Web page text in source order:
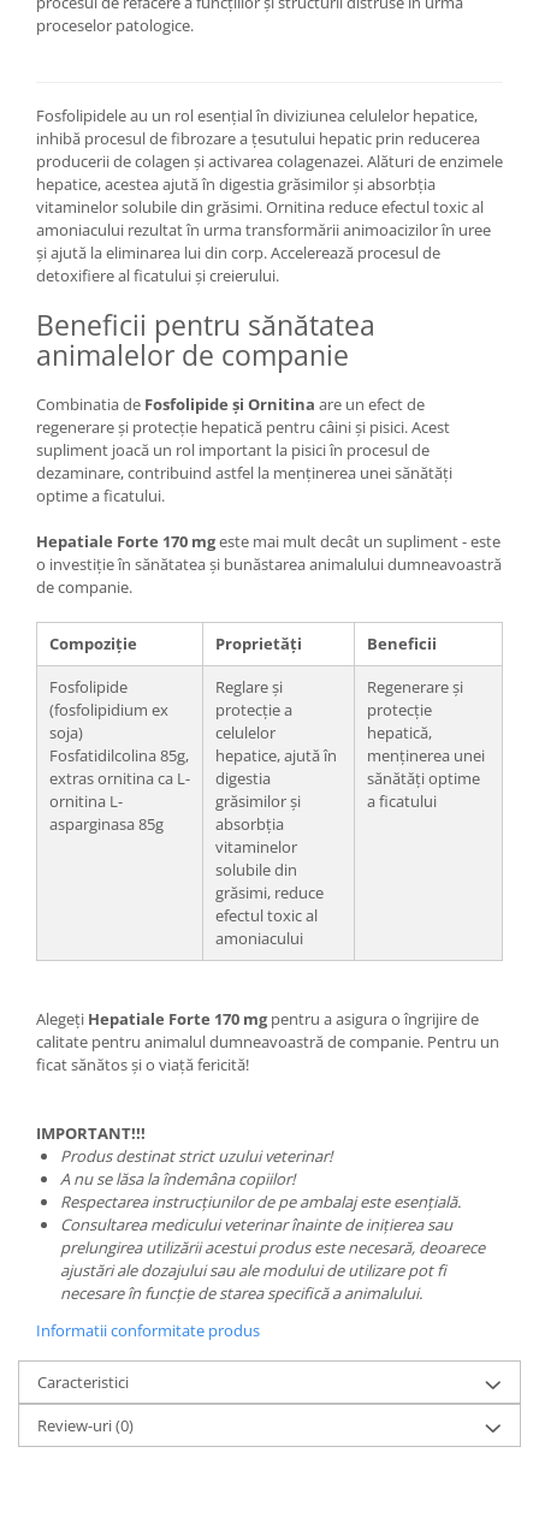
proceselor patologice.
Fosfolipidele au un rol esențial în diviziunea celulelor hepatice,
inhibă procesul de fibrozare a țesutului hepatic prin reducerea
producerii de colagen și activarea colagenazei. Alături de enzimele
hepatice, acestea ajută în digestia grăsimilor și absorbția
vitaminelor solubile din grăsimi. Ornitina reduce efectul toxic al
amoniacului rezultat în urma transformării animoacizilor în uree
și ajută la eliminarea lui din corp. Accelerează procesul de
detoxifiere al ficatului și creierului.
Beneficii pentru sănătatea
animalelor de companie
Combinatia de Fosfolipide și Ornitina are un efect de
regenerare și protecție hepatică pentru câini și pisici. Acest
supliment joacă un rol important la pisici în procesul de
dezaminare, contribuind astfel la menținerea unei sănătăți
optime a ficatului.
Hepatiale Forte 170 mgeste mai mult decât un supliment - este
o investiție în sănătatea și bunăstarea animalului dumneavoastră
de companie.
Compoziție Proprietăți
Beneficii
Fosfolipide
(fosfolipidium ex
soja)
Fosfatidilcolina 85g,
extras ornitina ca L-
ornitina L-
asparginasa 85g
Reglare și
protecție a
celulelor
hepatice, ajută în
digestia
grăsimilor și
absorbția
vitaminelor
solubile din
grăsimi, reduce
efectul toxic al
amoniacului
Regenerare și
protecție
hepatică,
menținerea unei
sănătăți optime
a ficatului
Alegeți Hepatiale Forte 170 mgpentru a asigura o îngrijire de
calitate pentru animalul dumneavoastră de companie. Pentru un
ficat sănătos și o viață fericită!
IMPORTANT!!!
Produs destinat strict uzului veterinar!
A nu se lăsa la îndemâna copiilor!
Respectarea instrucțiunilor de pe ambalaj este esențială.
Consultarea medicului veterinar înainte de inițierea sau
prelungirea utilizării acestui produs este necesară, deoarece
ajustări ale dozajului sau ale modului de utilizare pot fi
necesare în funcție de starea specifică a animalului.
Informatii conformitate produs
Caracteristici
Review-uri(0)